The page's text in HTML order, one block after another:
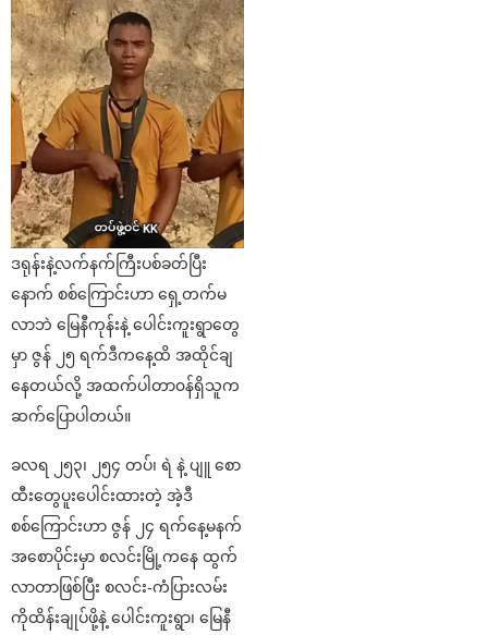
ဒရုန်းနဲ့လက်နက်ကြီးပစ်ခတ်ပြီး
နောက် စစ်ကြောင်းဟာ ရှေ့တက်မ
လာဘဲ မြေနီကုန်းနဲ့ ပေါင်းကူးရွာတွေ
မှာ ဇွန် ၂၅ ရက်ဒီက‌‌နေ့ထိ အထိုင်ချ
နေတယ်လို့ အထက်ပါတာ၀န်ရှိသူက
ဆက်ပြောပါတယ်။
ခလရ ၂၅၃၊ ၂၅၄ တပ်၊ ရဲ နဲ့ ပျူ စော
ထီးတွေပူးပေါင်းထားတဲ့ အဲ့ဒီ
စစ်ကြောင်းဟာ ဇွန် ၂၄ ရက်နေ့မနက်
အစောပိုင်းမှာ စလင်းမြို့ကနေ ထွက်
လာတာဖြစ်ပြီး စလင်း-ကံပြားလမ်း
ကိုထိန်းချုပ်ဖို့နဲ့ ပေါင်းကူးရွာ၊ မြေနီ